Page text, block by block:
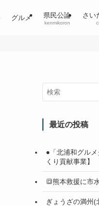
グルメ 県民公論
kenmikoron
さい
最近の投稿
●「北浦和グル
くり貢献事業】
🔳熊本救援に市
ぎょうざの満州(